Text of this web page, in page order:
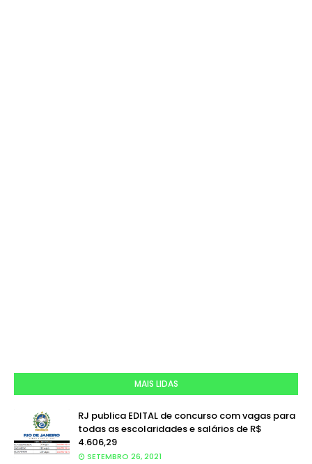
MAIS LIDAS
RJ publica EDITAL de concurso com vagas para
todas as escolaridades e salários de R$
4.606,29
SETEMBRO 26, 2021